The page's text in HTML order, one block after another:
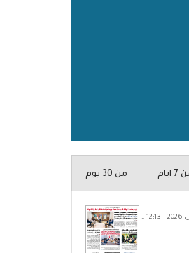
ايام من 30 يوم